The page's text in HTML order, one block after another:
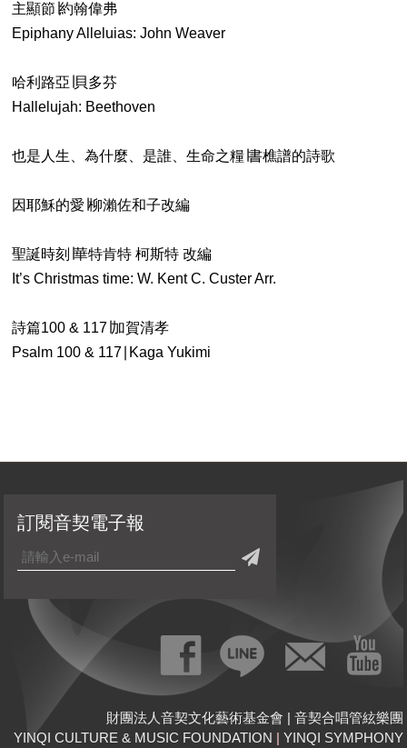
主顯節∣約翰偉弗
Epiphany Alleluias: John Weaver
哈利路亞∣貝多芬
Hallelujah: Beethoven
也是人生、為什麼、是誰、生命之糧∣書樵譜的詩歌
因耶穌的愛∣柳瀨佐和子改編
聖誕時刻∣華特肯特 柯斯特 改編
It’s Christmas time: W. Kent C. Custer Arr.
詩篇100 & 117∣加賀清孝
Psalm 100 & 117∣Kaga Yukimi
財團法人音契文化藝術基金會 | 音契合唱管絃樂團
YINQI CULTURE & MUSIC FOUNDATION | YINQI SYMPHONY
訂閱音契電子報